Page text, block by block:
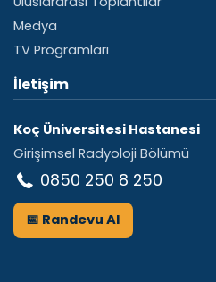
Medya
TV Programları
İletişim
Koç Üniversitesi Hastanesi
Girişimsel Radyoloji Bölümü
0850 250 8 250
📅 Randevu Al